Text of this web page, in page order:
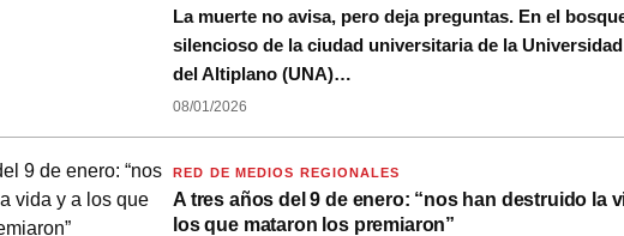
La muerte no avisa, pero deja preguntas. En el
silencioso de la ciudad universitaria de la
del Altiplano (UNA)…
08/01/2026
RED DE MEDIOS REGIONALES
A tres años del 9 de enero: “nos han destruido la
los que mataron los premiaron”